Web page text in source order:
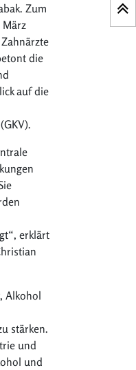
Zum
März
die
auf die
erklärt
Alkohol
stärken.
und
und